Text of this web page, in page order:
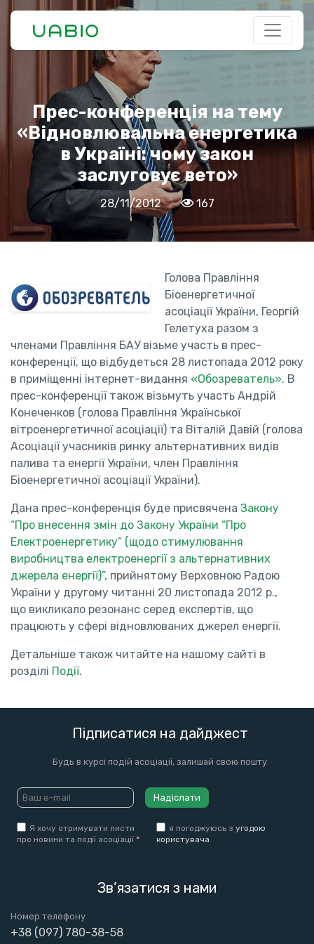
Прес-конференція на тему
«Відновлювальна енергетика
в Україні: чому закон
заслуговує вето»
28/11/2012 167
Голова Правління
Біоенергетичної
асоціації України, Георгій
Гелетуха разом з
членами Правління БАУ візьме участь в прес-
конференції, що відбудеться 28 листопада 2012 року
в приміщенні інтернет-видання «Обозреватель». В
прес-конференції також візьмуть участь Андрій
Конеченков (голова Правління Української
вітроенергетичної асоціації) та Віталій Давій (голова
Асоціації учасників ринку альтернативних видів
палива та енергії України, член Правління
Біоенергетичної асоціації України).
Дана прес-конференція буде присвячена Закону
“Про внесення змін до Закону України “Про
Електроенергетику” (щодо стимулювання
виробництва електроенергії з альтернативних
джерела енергії)”, прийнятому Верховною Радою
України у другому читанні 20 листопада 2012 р.,
що викликало резонанс серед експертів, що
працюють у сфері відновлюваних джерел енергії.
Детальніше також читайте на нашому сайті в
розділі Події.
Підписатися на дайджест
Будь в курсі подій асоціації, залишай свою пошту
Надіслати
Я хочу отримувати листи
про новини та події асоціації *
я погоджуюсь з угодою
користувача
Зв’язатися з нами
Номер телефону
+38 (097) 780-38-58